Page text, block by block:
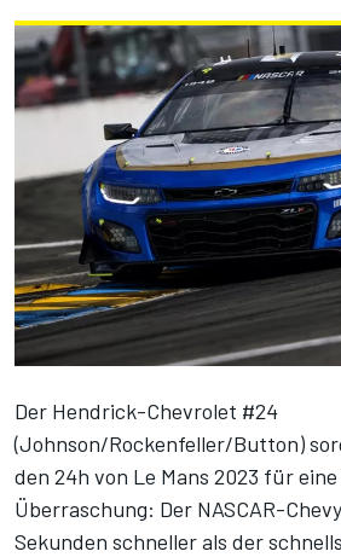
Der Hendrick-Chevrolet #24
(Johnson/Rockenfeller/Button)
den 24h von Le Mans 2023 für
Überraschung: Der NASCAR-
Sekunden schneller als der